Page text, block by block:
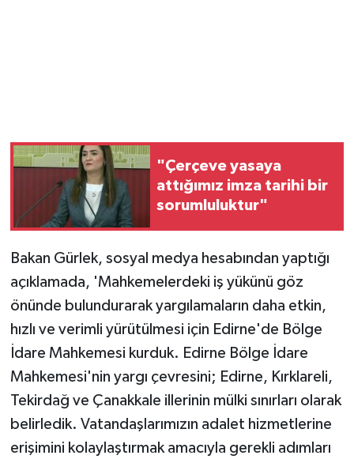
"Çerçeve yasaya
attığımız imza tarihi bir
sorumluluktur"
Bakan Gürlek, sosyal medya hesabından yaptığı
açıklamada, 'Mahkemelerdeki iş yükünü göz
önünde bulundurarak yargılamaların daha etkin,
hızlı ve verimli yürütülmesi için Edirne'de Bölge
İdare Mahkemesi kurduk. Edirne Bölge İdare
Mahkemesi'nin yargı çevresini; Edirne, Kırklareli,
Tekirdağ ve Çanakkale illerinin mülki sınırları olarak
belirledik. Vatandaşlarımızın adalet hizmetlerine
erişimini kolaylaştırmak amacıyla gerekli adımları